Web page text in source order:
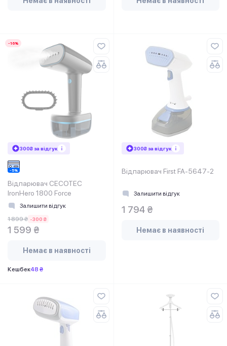
-16%
300₴ за відгук
Відпарювач CECOTEC
IronHero 1800 Force
Залишити відгук
1 899 ₴ -300 ₴
1 599 ₴
Немає в наявності
Кешбек48 ₴
300₴ за відгук
Відпарювач First FA-5647-2
Залишити відгук
1 794 ₴
Немає в наявності